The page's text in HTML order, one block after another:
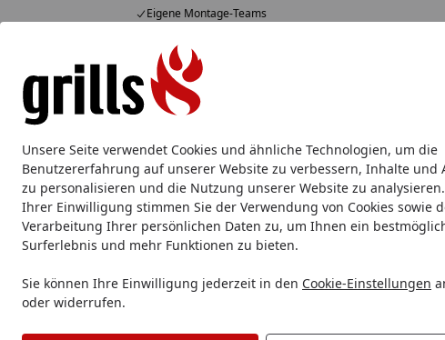
Unsere Seite verwendet Cookies und ähnliche Technologien, um die
Benutzererfahrung auf unserer Website zu verbessern, Inhalte und
zu personalisieren und die Nutzung unserer Website zu
Ihrer Einwilligung stimmen Sie der Verwendung von Cookies sowie
Verarbeitung Ihrer persönlichen Daten zu, um Ihnen ein
Surferlebnis und mehr Funktionen zu bieten.
Sie können Ihre Einwilligung jederzeit in den Cookie-Einstellungen
oder widerrufen.
Eigene Montage-Teams
Mo-Fr. 8-16 Uhr 15.829 Bewertungen
Alle Produkte
Alle ProdukteMarken
Camping Grill & Zubehör Camping Grill Camping Grill
Startseite
Camping Grill & Zubehör Campinggeschirr
Campinggeschirr
Ihre Artikelübersicht